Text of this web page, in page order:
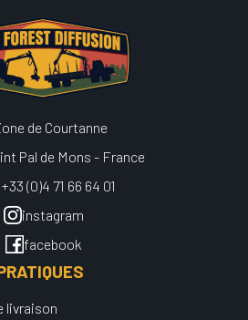
de Courtanne
Pal de Mons - France
(0)4 71 66 64 01
instagram
facebook
livraison